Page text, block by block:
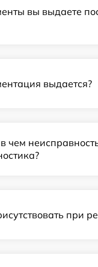
вы выдаете
выдается?
чем
при